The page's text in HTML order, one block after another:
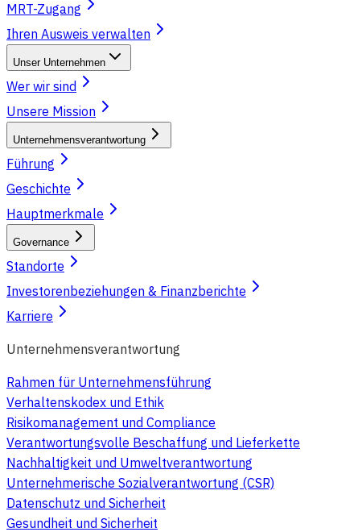
MRT-Zugang
Ihren Ausweis verwalten
Unser Unternehmen
Wer wir sind
Unsere Mission
Unternehmensverantwortung
Führung
Geschichte
Hauptmerkmale
Governance
Standorte
Investorenbeziehungen & Finanzberichte
Karriere
Unternehmensverantwortung
Rahmen für Unternehmensführung
Verhaltenskodex und Ethik
Risikomanagement und Compliance
Verantwortungsvolle Beschaffung und Lieferkette
Nachhaltigkeit und Umweltverantwortung
Unternehmerische Sozialverantwortung (CSR)
Datenschutz und Sicherheit
Gesundheit und Sicherheit